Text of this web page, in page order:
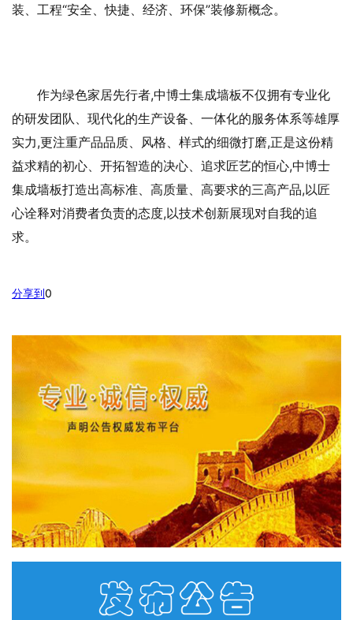
装、工程“安全、快捷、经济、环保”装修新概念。
作为绿色家居先行者,中博士集成墙板不仅拥有专业化
的研发团队、现代化的生产设备、一体化的服务体系等雄厚
实力,更注重产品品质、风格、样式的细微打磨,正是这份精
益求精的初心、开拓智造的决心、追求匠艺的恒心,中博士
集成墙板打造出高标准、高质量、高要求的三高产品,以匠
心诠释对消费者负责的态度,以技术创新展现对自我的追
求。
分享到0